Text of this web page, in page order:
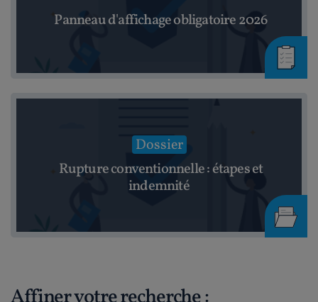
Panneau d'affichage obligatoire 2026
Dossier
Rupture conventionnelle : étapes et
indemnité